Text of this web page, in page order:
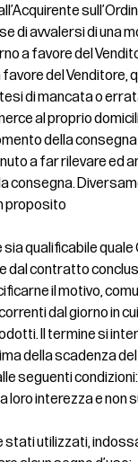
di avvalersi di una
a favore del
del Venditore,
di mancata o
al proprio
della
a far rilevare
consegna.
proposito
sia qualificabile
dal contratto
il motivo,
dal giorno in
Il termine si
della scadenza
seguenti condizioni:
loro interezza e non
stati utilizzati,